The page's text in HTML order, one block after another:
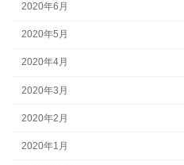
2020年6月
2020年5月
2020年4月
2020年3月
2020年2月
2020年1月